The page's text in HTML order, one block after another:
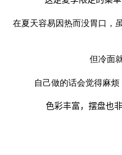
在夏天容易因热而没胃口，
但冷面
自己做的话会觉得麻
色彩丰富，摆盘也